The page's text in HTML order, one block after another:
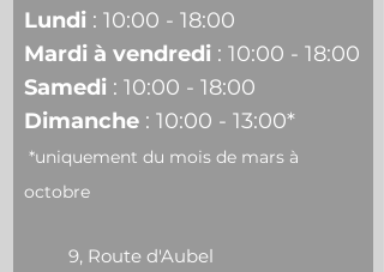
Lundi : 10:00 - 18:00
Mardi à vendredi : 10:00 - 18:00
Samedi : 10:00 - 18:00
Dimanche : 10:00 - 13:00*
*uniquement du mois de mars à
octobre
9, Route d'Aubel